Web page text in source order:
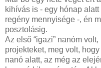
kihívás is - egy hónap
regény mennyisége -, én
posztolásig.
Az első “igazi” nanóm
projekteket, meg volt,
nanó alatt, az még az